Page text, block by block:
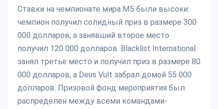
Ставки на чемпионате мира M5 были высоки:
чемпион получил солидный приз в размере 300
000 долларов, а занявший второе место
получил 120 000 долларов. Blacklist International
занял третье место и получил приз в размере 80
000 долларов, а Deus Vult забрал домой 55 000
долларов. Призовой фонд мероприятия был
распределен между всеми командами-